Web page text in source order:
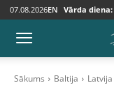
07.08.2026EN Vārda diena:
Sākums Baltija Latvija